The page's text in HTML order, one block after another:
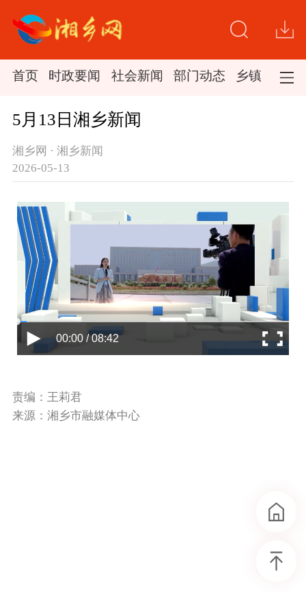
首页 时政要闻 社会新闻 部门动态 乡镇新闻
5月13日湘乡新闻
湘乡网 · 湘乡新闻
2026-05-13
00:00 / 08:42
责编：王莉君
来源：湘乡市融媒体中心